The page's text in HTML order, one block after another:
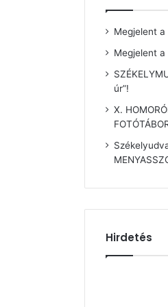
Megjelent a
Megjelent a
úr”!
X.
Hirdetés